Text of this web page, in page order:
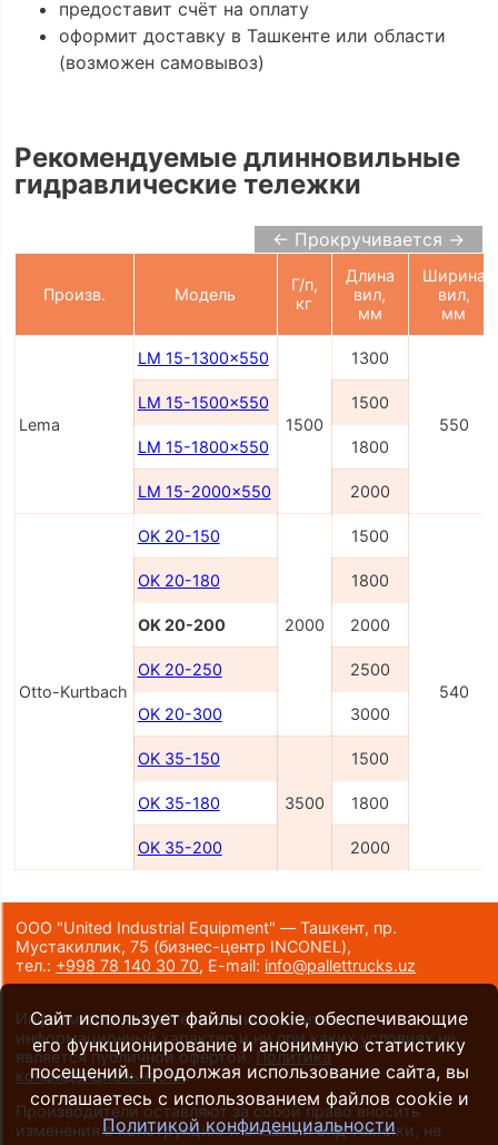
предоставит счёт на оплату
оформит доставку в Ташкенте или области
(возможен самовывоз)
Рекомендуемые длинновильные
гидравлические тележки
← Прокручивается →
Произв. Модель
Г/п,
кг
Длина
вил,
мм
Ширина
вил,
мм
Lema
LM 15-1300x550
1500
1300
550
LM 15-1500x550 1500
LM 15-1800x550 1800
LM 15-2000x550 2000
Otto-Kurtbach
OK 20-150
2000
1500
540
OK 20-180 1800
OK 20-200 2000
OK 20-250 2500
OK 20-300 3000
OK 35-150
3500
1500
OK 35-180 1800
OK 35-200 2000
ООО "United Industrial Equipment" — Ташкент, пр.
Мустакиллик, 75 (бизнес-центр INCONEL),
тел.: +998 78 140 30 70, E-mail: info@pallettrucks.uz
Информация на сайте носит исключительно
информационный характер и ни при каких условиях не
является публичной офертой. Политика
конфиденциальности.
Производители оставляют за собой право вносить
изменения в конструкцию и внешний вид техники, не
Сайт использует файлы cookie, обеспечивающие
его функционирование и анонимную статистику
посещений. Продолжая использование сайта, вы
соглашаетесь с использованием файлов cookie и
Политикой конфиденциальности